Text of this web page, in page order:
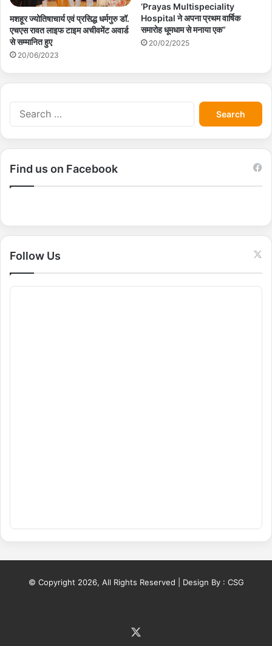
मशहूर ज्योतिषाचार्य एवं प्रसिद्ध धर्मगुरु डॉ.
एचएस रावत लाइफ टाइम अचीवमेंट अवार्ड
से सम्मानित हुए
20/06/2023
‘Prayas Multispeciality
Hospital ने अपना प्रथम वार्षिक
समारोह धूमधाम से मनाया एक“
20/02/2025
S
e
a
r
r
Find us on Facebook
Follow Us
© Copyright 2026, All Rights Reserved | Design By : CSG